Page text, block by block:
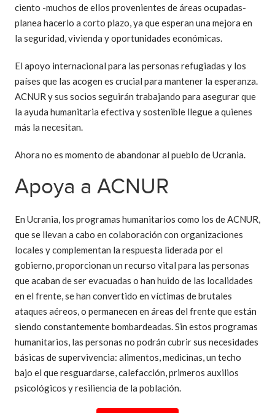
ciento -muchos de ellos provenientes de áreas ocupadas-
planea hacerlo a corto plazo, ya que esperan una mejora en
la seguridad, vivienda y oportunidades económicas.
El apoyo internacional para las personas refugiadas y los
países que las acogen es crucial para mantener la esperanza.
ACNUR y sus socios seguirán trabajando para asegurar que
la ayuda humanitaria efectiva y sostenible llegue a quienes
más la necesitan.
Ahora no es momento de abandonar al pueblo de Ucrania.
Apoya a ACNUR
En Ucrania, los programas humanitarios como los de ACNUR,
que se llevan a cabo en colaboración con organizaciones
locales y complementan la respuesta liderada por el
gobierno, proporcionan un recurso vital para las personas
que acaban de ser evacuadas o han huido de las localidades
en el frente, se han convertido en víctimas de brutales
ataques aéreos, o permanecen en áreas del frente que están
siendo constantemente bombardeadas. Sin estos programas
humanitarios, las personas no podrán cubrir sus necesidades
básicas de supervivencia: alimentos, medicinas, un techo
bajo el que resguardarse, calefacción, primeros auxilios
psicológicos y resiliencia de la población.